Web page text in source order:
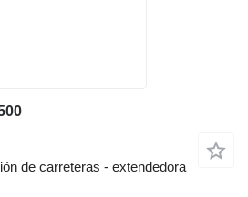
de carreteras - extendedora